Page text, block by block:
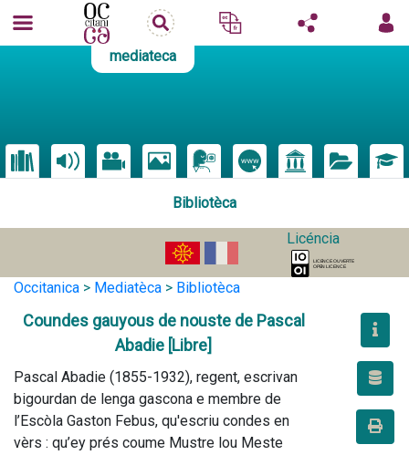
mediateca
Bibliotèca
Licéncia
Occitanica > Mediatèca > Bibliotèca
Coundes gauyous de nouste de Pascal
Abadie [Libre]
Pascal Abadie (1855-1932), regent, escrivan
bigourdan de lenga gascona e membre de
l’Escòla Gaston Febus, qu'escriu condes en
vèrs : qu’ey prés coume Mustre lou Meste